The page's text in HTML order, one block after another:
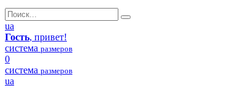
ua
Гость, привет!
система размеров
0
система размеров
ua